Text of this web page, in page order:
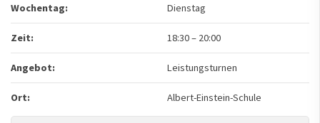
Wochentag: Dienstag
Zeit: 18:30– 20:00
Angebot: Leistungsturnen
Ort: Albert-Einstein-Schule